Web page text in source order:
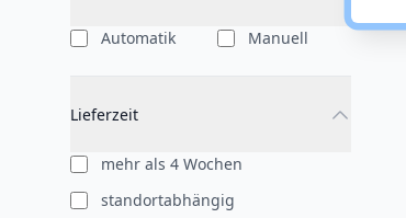
Automatik Manuell
Lieferzeit
mehr als 4 Wochen
standortabhängig